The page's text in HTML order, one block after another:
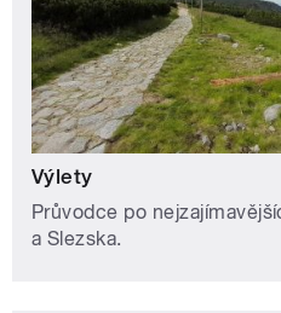
Výlety
Průvodce po
a Slezska.